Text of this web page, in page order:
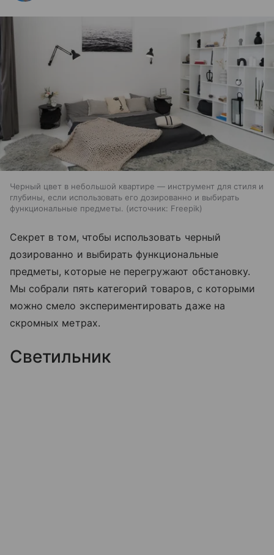
Черный цвет в небольшой квартире — инструмент для стиля и
глубины, если использовать его дозированно и выбирать
функциональные предметы.
источник: Freepik
Секрет в том, чтобы использовать черный
дозированно и выбирать функциональные
предметы, которые не перегружают обстановку.
Мы собрали пять категорий товаров, с которыми
можно смело экспериментировать даже на
скромных метрах.
Светильник